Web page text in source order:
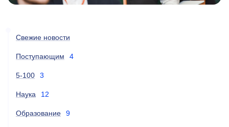
Свежие новости
Поступающим 4
5-100 3
Наука 12
Образование 9